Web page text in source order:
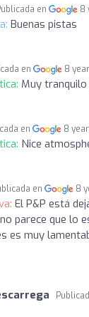
en 8
Buenas pistas
en 8
Muy
en 8
Nice
en 8
El P&P está
parece que lo
es muy